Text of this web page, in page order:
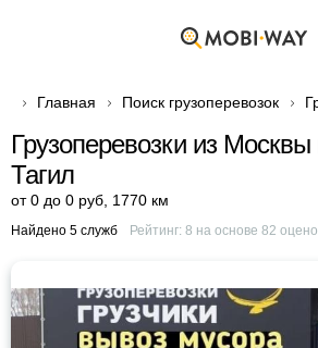
Главная Поиск грузоперевозок
Грузоперевозки из
Тагил
от 0 до 0 руб 1770 км
Найдено 5 служб Рейтинг: 8 на основе 82